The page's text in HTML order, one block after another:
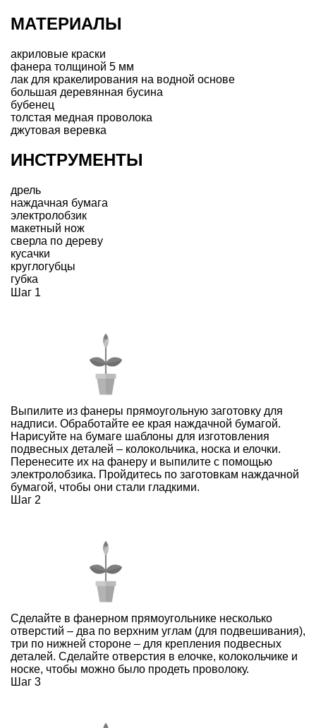
МАТЕРИАЛЫ
акриловые краски
фанера толщиной 5 мм
лак для кракелирования на водной основе
большая деревянная бусина
бубенец
толстая медная проволока
джутовая веревка
ИНСТРУМЕНТЫ
дрель
наждачная бумага
электролобзик
макетный нож
сверла по дереву
кусачки
круглогубцы
губка
Шаг 1
Выпилите из фанеры прямоугольную заготовку для
надписи. Обработайте ее края наждачной бумагой.
Нарисуйте на бумаге шаблоны для изготовления
подвесных деталей – колокольчика, носка и елочки.
Перенесите их на фанеру и выпилите с помощью
электролобзика. Пройдитесь по заготовкам наждачной
бумагой, чтобы они стали гладкими.
Шаг 2
Сделайте в фанерном прямоугольнике несколько
отверстий – два по верхним углам (для подвешивания),
три по нижней стороне – для крепления подвесных
деталей. Сделайте отверстия в елочке, колокольчике и
носке, чтобы можно было продеть проволоку.
Шаг 3